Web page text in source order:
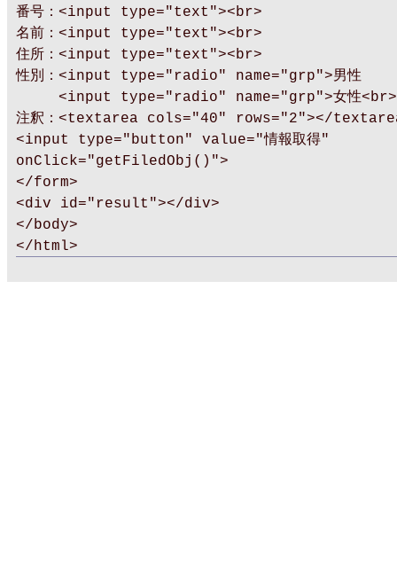
番号：<input type="text"><br>
名前：<input type="text"><br>
住所：<input type="text"><br>
性別：<input type="radio" name="grp">男性
<input type="radio" name="grp">女性<br>
注釈：<textarea cols="40" rows="2"></
<input type="button" value="情報取得"
onClick="getFiledObj()">
</form>
<div id="result"></div>
</body>
</html>